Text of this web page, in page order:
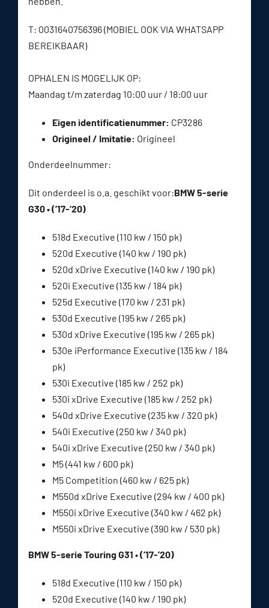
T: 0031640756396 (MOBIEL OOK VIA WHATSAPP
BEREIKBAAR)
OPHALEN IS MOGELIJK OP:
Maandag t/m zaterdag 10:00 uur / 18:00 uur
Eigen identificatienummer: CP3286
Origineel / Imitatie: Origineel
Onderdeelnummer:
Dit onderdeel is o.a. geschikt voor:BMW 5-serie
G30 • (’17-’20)
518d Executive (110 kw / 150 pk)
520d Executive (140 kw / 190 pk)
520d xDrive Executive (140 kw / 190 pk)
520i Executive (135 kw / 184 pk)
525d Executive (170 kw / 231 pk)
530d Executive (195 kw / 265 pk)
530d xDrive Executive (195 kw / 265 pk)
530e iPerformance Executive (135 kw / 184
pk)
530i Executive (185 kw / 252 pk)
530i xDrive Executive (185 kw / 252 pk)
540d xDrive Executive (235 kw / 320 pk)
540i Executive (250 kw / 340 pk)
540i xDrive Executive (250 kw / 340 pk)
M5 (441 kw / 600 pk)
M5 Competition (460 kw / 625 pk)
M550d xDrive Executive (294 kw / 400 pk)
M550i xDrive Executive (340 kw / 462 pk)
M550i xDrive Executive (390 kw / 530 pk)
BMW 5-serie Touring G31 • (’17-’20)
518d Executive (110 kw / 150 pk)
520d Executive (140 kw / 190 pk)